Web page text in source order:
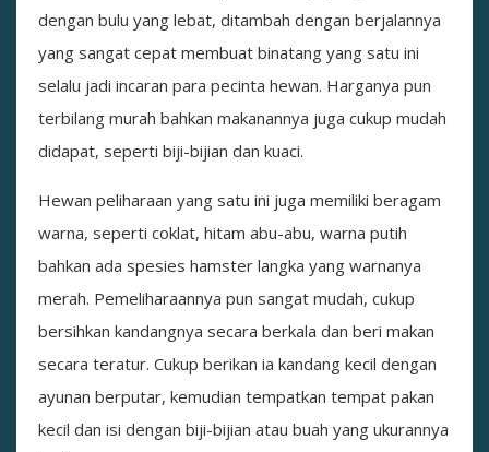
dengan bulu yang lebat, ditambah dengan berjalannya
yang sangat cepat membuat binatang yang satu ini
selalu jadi incaran para pecinta hewan. Harganya pun
terbilang murah bahkan makanannya juga cukup mudah
didapat, seperti biji-bijian dan kuaci.
Hewan peliharaan yang satu ini juga memiliki beragam
warna, seperti coklat, hitam abu-abu, warna putih
bahkan ada spesies hamster langka yang warnanya
merah. Pemeliharaannya pun sangat mudah, cukup
bersihkan kandangnya secara berkala dan beri makan
secara teratur. Cukup berikan ia kandang kecil dengan
ayunan berputar, kemudian tempatkan tempat pakan
kecil dan isi dengan biji-bijian atau buah yang ukurannya